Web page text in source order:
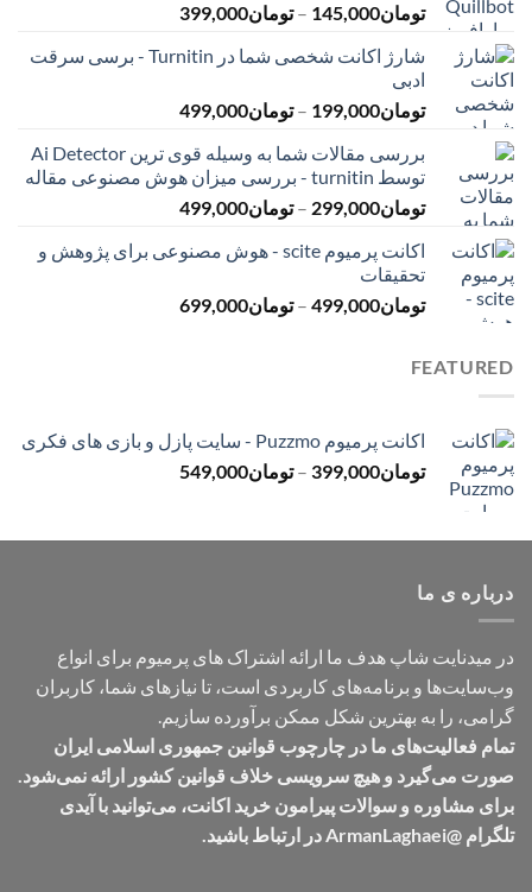
تومان145,000
– تومان399,000
تومان145,000
تومان399,000
شارژ اکانت شخصی شما در Turnitin - برسی سرقت
ادبی
تومان199,000
– تومان499,000محدوده
تومان199,000
تا
تومان499,000
بررسی مقالات شما به وسیله قوی ترین Ai Detector
توسط turnitin - بررسی میزان هوش مصنوعی مقاله
تومان299,000
– تومان499,000محدوده
تومان299,000
تومان499,000
اکانت پرمیوم scite - هوش مصنوعی برای پژوهش و
تحقیقات
تومان499,000
– تومان699,000محدوده
FEATURED
اکانت پرمیوم Puzzmo - سایت پازل و بازی های فکری
تومان399,000
– تومان549,000
تا
درباره ی ما
در میدنایت شاپ هدف ما ارائه اشتراک های پرمیوم برای انواع
وب‌سایت‌ها و برنامه‌های کاربردی است، تا نیازهای شما، کاربران
گرامی، را به بهترین شکل ممکن برآورده سازیم.
تمام فعالیت‌های ما در چارچوب قوانین جمهوری اسلامی ایران
صورت می‌گیرد و هیچ سرویسی خلاف قوانین کشور ارائه نمی‌شود.
برای مشاوره و سوالات پیرامون خرید اکانت، می‌توانید با آیدی
تلگرام @ArmanLaghaei در ارتباط باشید.